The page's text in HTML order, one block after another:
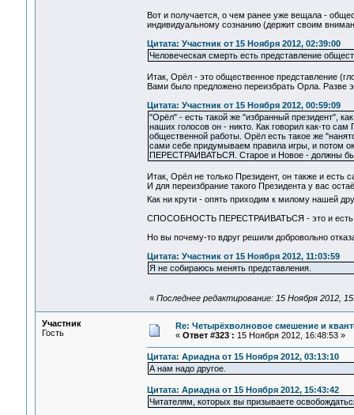
Вот и получается, о чем ранее уже вещала -
индивидуальному сознанию (держит своим
Цитата: Участник от 15 Ноября 2012, 02:39:00
Человеческая смерть есть представление
Итак, Орёл - это общественное представление
Вами было предложено переизбрать Орла. Разве
Цитата: Участник от 15 Ноября 2012, 00:59:09
"Орёл" - есть такой же "избранный президент",
наших голосов он - никто. Как говорил как-то
общественной работы. Орёл есть такое же
сами себе придумываем правила игры, и
ПЕРЕСТРАИВАТЬСЯ. Старое и Новое - должны
Итак, Орёл не только Президент, он также и есть
И для переизбрание такого Президента у вас
Как ни крути - опять приходим к милому нашей
СПОСОБНОСТЬ ПЕРЕСТРАИВАТЬСЯ - это и
Но вы почему-то вдруг решили добровольно
Цитата: Участник от 15 Ноября 2012, 11:03:59
Я не собираюсь менять представления.
« Последнее редактирование: 15 Ноября 2012,
Участник
Гость
Re: Четырёхволновое смешение и
« Ответ #323 : 15 Ноября 2012, 16:48:53 »
Цитата: Ариадна от 15 Ноября 2012, 03:13:10
А нам надо другое.
Цитата: Ариадна от 15 Ноября 2012, 15:43:42
Читателям, которых вы призываете